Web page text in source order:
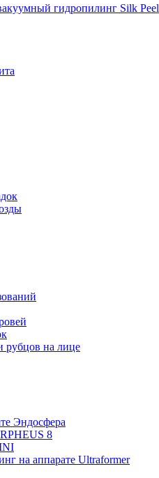
гидропилинг Silk Peel
рубцов на лице
Эндосфера
8
на аппарате Ultraformer